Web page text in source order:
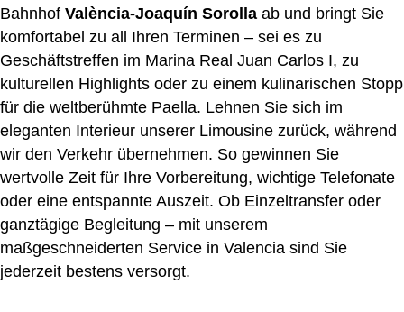
Bahnhof València-Joaquín Sorolla ab und bringt Sie
komfortabel zu all Ihren Terminen – sei es zu
Geschäftstreffen im Marina Real Juan Carlos I, zu
kulturellen Highlights oder zu einem kulinarischen Stopp
für die weltberühmte Paella. Lehnen Sie sich im
eleganten Interieur unserer Limousine zurück, während
wir den Verkehr übernehmen. So gewinnen Sie
wertvolle Zeit für Ihre Vorbereitung, wichtige Telefonate
oder eine entspannte Auszeit. Ob Einzeltransfer oder
ganztägige Begleitung – mit unserem
maßgeschneiderten Service in Valencia sind Sie
jederzeit bestens versorgt.